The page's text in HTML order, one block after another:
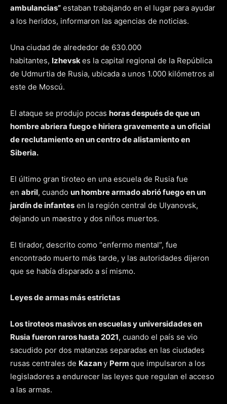
ambulancias” estaban trabajando en el lugar para ayudar
a los heridos, informaron las agencias de noticias.
Una ciudad de alrededor de 630.000
habitantes, Izhevskes la capital regional de la República
de Udmurtia de Rusia, ubicada a unos 1.000 kilómetros al
este de Moscú.
El ataque se produjo pocas horas después de queun
hombre abriera fuego e hiriera gravemente a un oficial
de reclutamiento en un centro de alistamiento en
Siberia.
El último gran tiroteo en una escuela de Rusia fue
en abril, cuando un hombre armado abrió fuego en un
jardín de infantes en la región central de Ulyanovsk,
dejando un maestro y dos niños muertos.
El tirador, descrito como “enfermo mental”, fue
encontrado muerto más tarde, y las autoridades dijeron
que se había disparado a sí mismo.
Leyes de armas más estrictas
Los tiroteos masivos en escuelas y universidades en
Rusia fueron raros hasta 2021, cuando el país se vio
sacudido por dos matanzas separadas en las ciudades
rusas centrales de Kazany Perm que impulsaron a los
legisladores a endurecer las leyes que regulan el acceso
a las armas.